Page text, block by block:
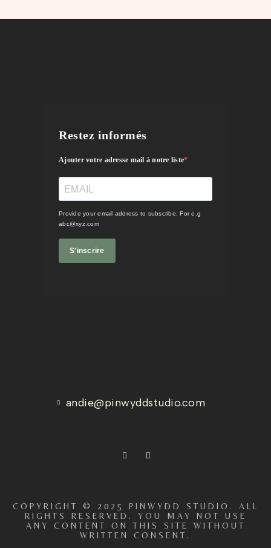
Restez informés
Ajouter votre adresse mail à notre liste
Provide your email address to subscribe. For e.g
abc@xyz.com
S'inscrire
andie@pinwyddstudio.com
COPYRIGHT © 2025 PINWYDD STUDIO. ALL
RIGHTS RESERVED. YOU MAY NOT USE
ANY CONTENT ON THIS SITE WITHOUT
WRITTEN CONSENT.